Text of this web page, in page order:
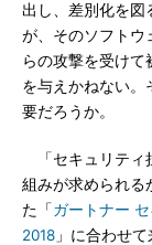
出し、差別化を図
が、そのソフトウ
らの攻撃を受け
を与えかねない。
要だろうか。
「セキュリティ
組みが求められる
た「ガートナー
2018 」に合わせ